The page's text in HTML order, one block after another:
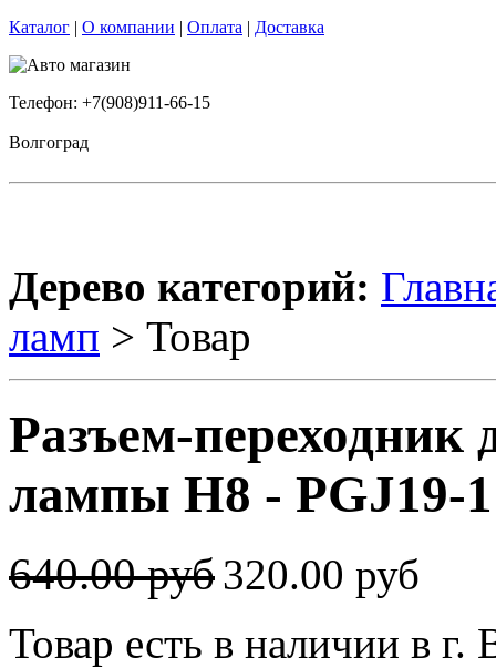
Каталог | О компании | Оплата | Доставка
Телефон: +7(908)911-66-15
Волгоград
Дерево категорий:
ламп > Товар
Разъем-переходник
лампы H8 - PGJ19-1
640.00 руб320.00 руб
Товар есть в наличии в г.